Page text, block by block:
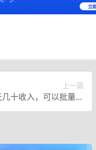
上一篇
十收入，可以批量操
作！【视频教程】